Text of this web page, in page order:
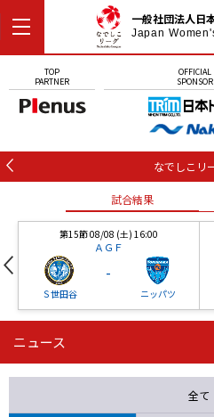
一般社団法人日
Japan
TOP
PARTNER
OFFICIAL
SPONSOR
なでしこリ
試合結果
第15節 08/08 (土) 16:00
ＡＧＦ
Ｓ世田谷
-
ニッパツ
第16節 09/05 (土) 15:00
ニッパツ
ニュース
全て